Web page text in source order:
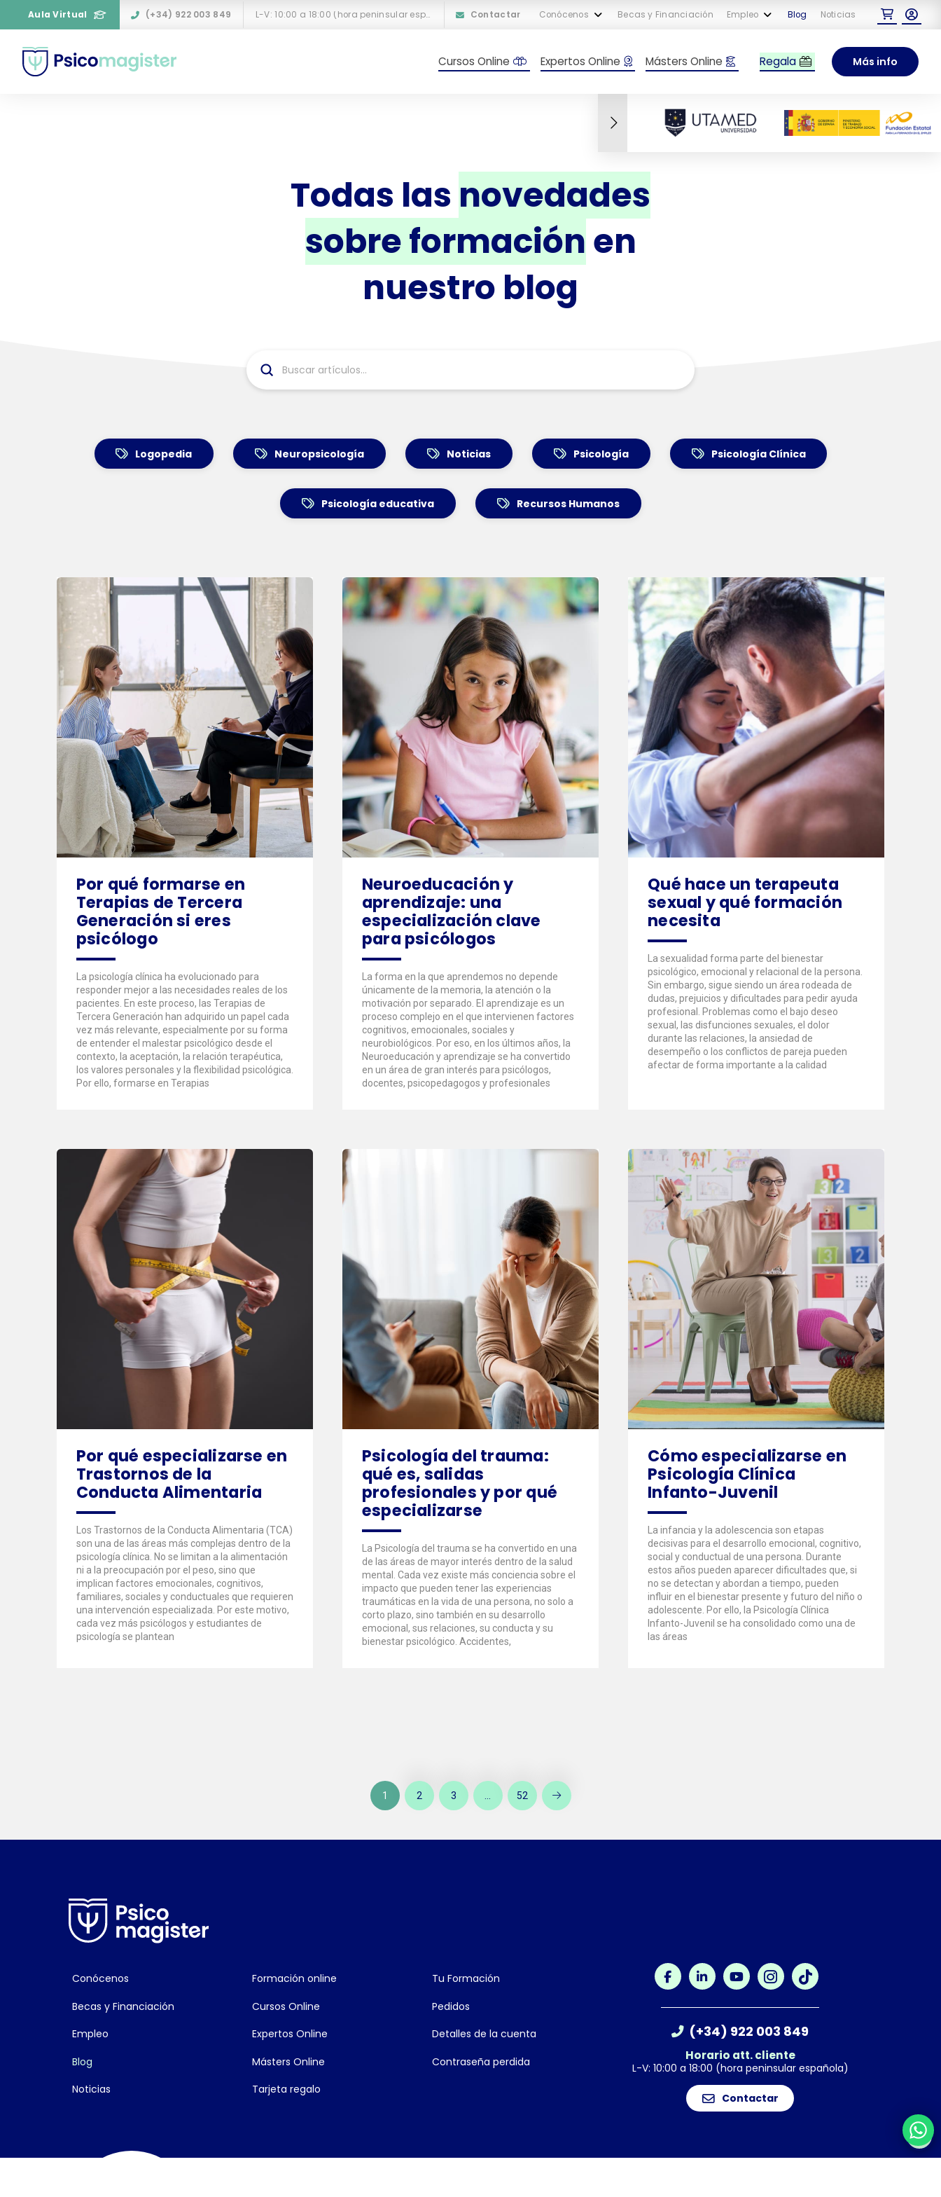
Aula Virtual (+34) 922 003 849 L-V: 10:00 a 18:00 (hora peninsular española) Contactar Conócenos Becas y Financiación Empleo Blog Noticias
Cursos Online Expertos Online Másters Online Regala Más info
Todas las novedades
sobre formaciónen
nuestro blog
Search
Submit
Logopedia Neuropsicología Noticias Psicología Psicología Clínica
Psicología educativa Recursos Humanos
Por qué formarse en
Terapias de Tercera
Generación si eres
psicólogo
La psicología clínica ha evolucionado para
responder mejor a las necesidades reales de los
pacientes. En este proceso, las Terapias de
Tercera Generación han adquirido un papel cada
vez más relevante, especialmente por su forma
de entender el malestar psicológico desde el
contexto, la aceptación, la relación terapéutica,
los valores personales y la flexibilidad psicológica.
Por ello, formarse en Terapias
Neuroeducación y
aprendizaje: una
especialización clave
para psicólogos
La forma en la que aprendemos no depende
únicamente de la memoria, la atención o la
motivación por separado. El aprendizaje es un
proceso complejo en el que intervienen factores
cognitivos, emocionales, sociales y
neurobiológicos. Por eso, en los últimos años, la
Neuroeducación y aprendizaje se ha convertido
en un área de gran interés para psicólogos,
docentes, psicopedagogos y profesionales
Qué hace un terapeuta
sexual y qué formación
necesita
La sexualidad forma parte del bienestar
psicológico, emocional y relacional de la persona.
Sin embargo, sigue siendo un área rodeada de
dudas, prejuicios y dificultades para pedir ayuda
profesional. Problemas como el bajo deseo
sexual, las disfunciones sexuales, el dolor
durante las relaciones, la ansiedad de
desempeño o los conflictos de pareja pueden
afectar de forma importante a la calidad
Por qué especializarse en
Trastornos de la
Conducta Alimentaria
Los Trastornos de la Conducta Alimentaria (TCA)
son una de las áreas más complejas dentro de la
psicología clínica. No se limitan a la alimentación
ni a la preocupación por el peso, sino que
implican factores emocionales, cognitivos,
familiares, sociales y conductuales que requieren
una intervención especializada. Por este motivo,
cada vez más psicólogos y estudiantes de
psicología se plantean
Psicología del trauma:
qué es, salidas
profesionales y por qué
especializarse
La Psicología del trauma se ha convertido en una
de las áreas de mayor interés dentro de la salud
mental. Cada vez existe más conciencia sobre el
impacto que pueden tener las experiencias
traumáticas en la vida de una persona, no solo a
corto plazo, sino también en su desarrollo
emocional, sus relaciones, su conducta y su
bienestar psicológico. Accidentes,
Cómo especializarse en
Psicología Clínica
Infanto-Juvenil
La infancia y la adolescencia son etapas
decisivas para el desarrollo emocional, cognitivo,
social y conductual de una persona. Durante
estos años pueden aparecer dificultades que, si
no se detectan y abordan a tiempo, pueden
influir en el bienestar presente y futuro del niño o
adolescente. Por ello, la Psicología Clínica
Infanto-Juvenil se ha consolidado como una de
las áreas
1 2 3 52
Artículos
anteriores
Conócenos
Becas y Financiación
Empleo
Blog
Noticias
Formación online
Cursos Online
Expertos Online
Másters Online
Tarjeta regalo
Tu Formación
Pedidos
Detalles de la cuenta
Contraseña perdida
(+34) 922 003 849
Horario att. cliente
L-V: 10:00 a 18:00 (hora peninsular española)
Contactar
¿Necesitas más información sobre un curso?